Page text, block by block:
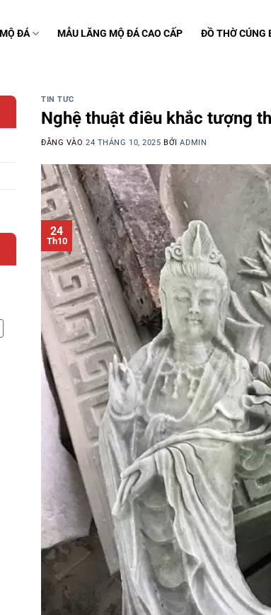
ĐÁ MẪU LĂNG MỘ ĐÁ CAO CẤP ĐỒ THỜ CÚNG
TIN TỨC
Nghệ thuật điêu khắc tượng
ĐĂNG VÀO24 THÁNG 10, 2025 BỞIADMIN
24
Th10